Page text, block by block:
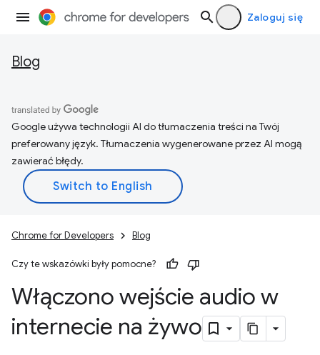
Zaloguj się
Blog
Google używa technologii AI do tłumaczenia treści na Twój
preferowany język. Tłumaczenia wygenerowane przez AI mogą
zawierać błędy.
Chrome for Developers Blog
Czy te wskazówki były pomocne?
Włączono wejście audio w
internecie na żywo